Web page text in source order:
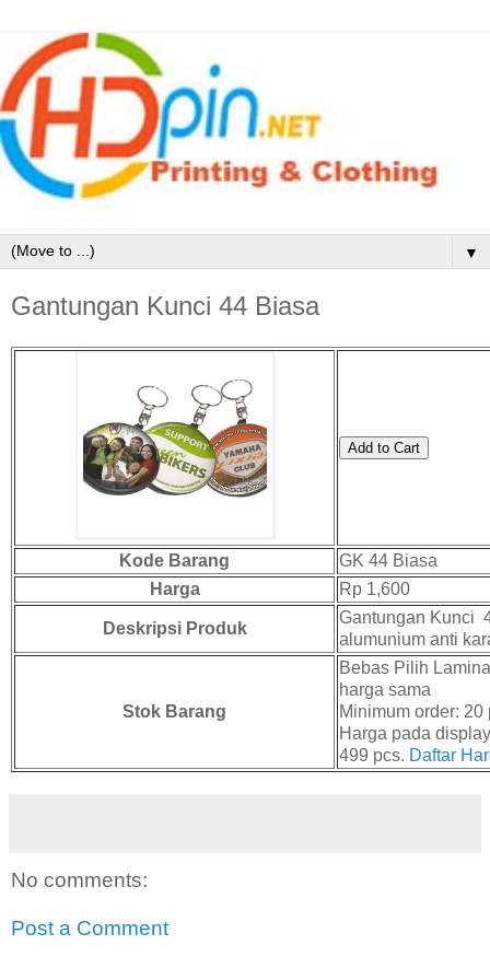
▼
Gantungan Kunci 44 Biasa
Kode Barang
GK 44 Biasa
Harga
Rp 1,600
Deskripsi Produk
Gantungan Kunci
alumunium anti
Stok Barang
Bebas Pilih
harga sama
Minimum order: 20
Harga pada
499 pcs. Daftar
No comments:
Post a Comment